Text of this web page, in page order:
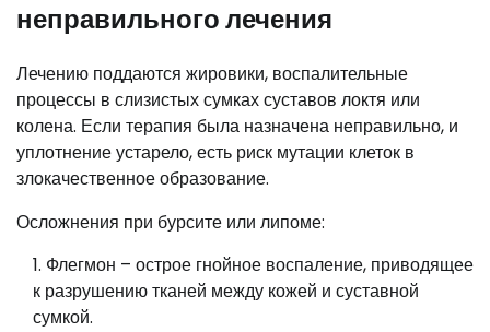
неправильного лечения
Лечению поддаются жировики, воспалительные
процессы в слизистых сумках суставов локтя или
колена. Если терапия была назначена неправильно, и
уплотнение устарело, есть риск мутации клеток в
злокачественное образование.
Осложнения при бурсите или липоме:
Флегмон – острое гнойное воспаление, приводящее
к разрушению тканей между кожей и суставной
сумкой.